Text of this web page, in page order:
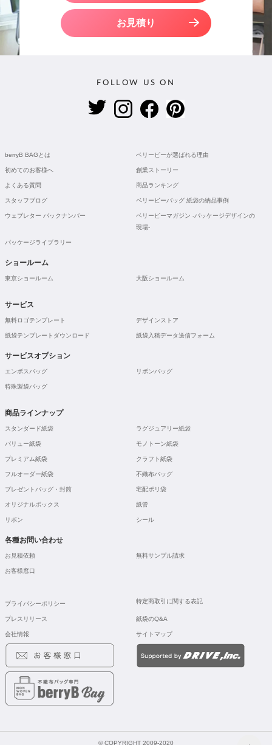
お見積り
FOLLOW US ON
berryB BAGとは ベリービーが選ばれる理由
初めてのお客様へ 創業ストーリー
よくある質問 商品ランキング
スタッフブログ ベリービーバッグ 紙袋の納品事例
ウェブレター バックナンバー
ベリービーマガジン -パッケージデザインの
現場-
パッケージライブラリー
ショールーム
東京ショールーム 大阪ショールーム
サービス
無料ロゴテンプレート デザインストア
紙袋テンプレートダウンロード 紙袋入稿データ送信フォーム
サービスオプション
エンボスバッグ リボンバッグ
特殊製袋バッグ
商品ラインナップ
スタンダード紙袋 ラグジュアリー紙袋
バリュー紙袋 モノトーン紙袋
プレミアム紙袋 クラフト紙袋
フルオーダー紙袋 不織布バッグ
プレゼントバッグ・封筒 宅配ポリ袋
オリジナルボックス 紙管
リボン シール
各種お問い合わせ
お見積依頼 無料サンプル請求
お客様窓口
プライバシーポリシー 特定商取引に関する表記
プレスリリース 紙袋のQ&A
会社情報 サイトマップ
© COPYRIGHT 2009-2020